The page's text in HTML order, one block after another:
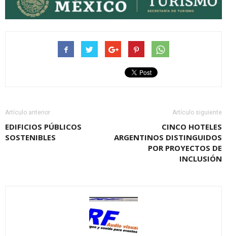
Artículo anterior
EDIFICIOS PÚBLICOS
SOSTENIBLES
Artículo siguiente
CINCO HOTELES
ARGENTINOS DISTINGUIDOS
POR PROYECTOS DE
INCLUSIÓN